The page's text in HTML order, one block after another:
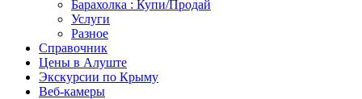
Барахолка : Купи/Продай
Услуги
Разное
Справочник
Цены в Алуште
Экскурсии по Крыму
Веб-камеры